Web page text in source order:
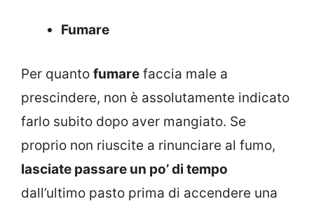
Fumare
Per quanto fumare faccia male a
prescindere, non è assolutamente indicato
farlo subito dopo aver mangiato. Se
proprio non riuscite a rinunciare al fumo,
lasciate passare un po’ di tempo
dall’ultimo pasto prima di accendere una